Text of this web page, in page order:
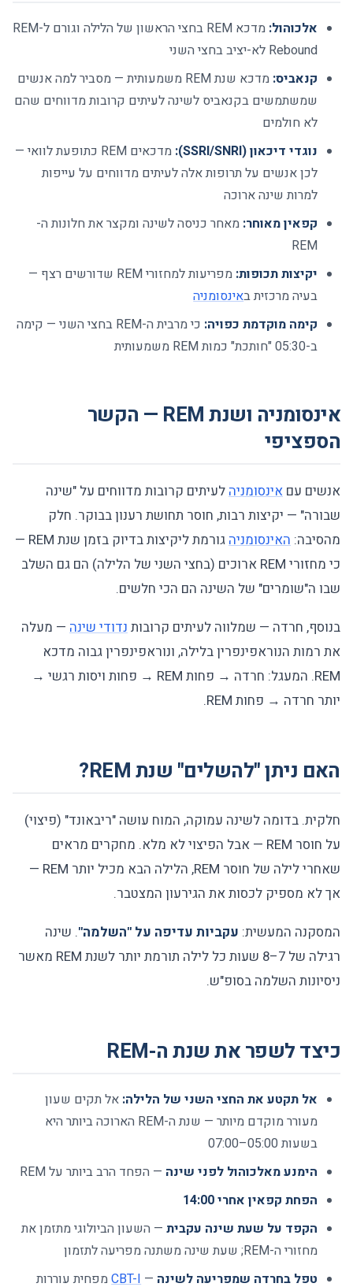
אלכוהול:
מדכא REM בחצי הראשון של הלילה וגורם ל-REM
Rebound לא-יציב בחצי השני
קנאביס:
מדכא שנת REM משמעותית — מסביר למה אנשים
שמשתמשים בקנאביס לשינה לעיתים קרובות מדווחים שהם
לא חולמים
נוגדי דיכאון (SSRI/SNRI):
מדכאים REM כתופעת לוואי —
לכן אנשים על תרופות אלה לעיתים מדווחים על עייפות
למרות שינה ארוכה
קפאין מאוחר: מאחר כניסה לשינה ומקצר את חלונות ה-
REM
יקיצות תכופות:
מפריעות למחזורי REM שדורשים רצף —
בעיה מרכזית באינסומניה
קימה מוקדמת כפויה:
כי מרבית ה-REM בחצי השני — קימה
ב-05:30 "חותכת" כמות REM משמעותית
אינסומניה ושנת REM — הקשר
הספציפי
אנשים עם אינסומניהלעיתים קרובות מדווחים על "שינה
שבורה" — יקיצות רבות, חוסר תחושת רענון בבוקר. חלק
מהסיבה: האינסומניה
גורמת ליקיצות בדיוק בזמן שנת REM —
כי מחזורי REM ארוכים (בחצי השני של הלילה) הם גם השלב
שבו ה"שומרים" של השינה הם הכי חלשים.
בנוסף, חרדה — שמלווה לעיתים קרובותנדודי שינה — מעלה
את רמות הנוראפינפרין בלילה, ונוראפינפרין גבוה מדכא
REM. המעגל: חרדה → פחות REM → פחות ויסות רגשי →
יותר חרדה → פחות REM.
האם ניתן "להשלים" שנת REM?
חלקית. בדומה לשינה עמוקה, המוח עושה "ריבאונד" (פיצוי)
על חוסר REM — אבל הפיצוי לא מלא. מחקרים מראים
שאחרי לילה של חוסר REM, הלילה הבא מכיל יותר REM —
אך לא מספיק לכסות את הגירעון המצטבר.
המסקנה המעשית: עקביות עדיפה על "השלמה". שינה
רגילה של 7–8 שעות כל לילה תורמת יותר לשנת REM מאשר
ניסיונות השלמה בסופ"ש.
כיצד לשפר את שנת ה-REM
אל תקטע את החצי השני של הלילה: אל תקים שעון
מעורר מוקדם מיותר — שנת ה-REM הארוכה ביותר היא
בשעות 05:00–07:00
הימנע מאלכוהול לפני שינה — הפחד הרב ביותר על REM
הפחת קפאין אחרי 14:00
הקפד על שעת שינה עקבית— השעון הביולוגי מתזמן את
מחזורי ה-REM; שעת שינה משתנה מפריעה לתזמון
טפל בחרדה שמפריעה לשינה —
CBT-Iמפחית עוררות